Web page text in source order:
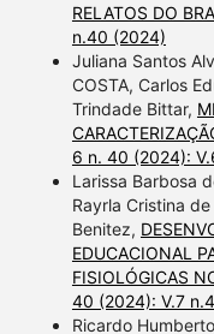
RELATOS DO
n.40 (2024)
Juliana Santos
COSTA, Carlos
Trindade Bittar,
6 n. 40 (2024):
Larissa Barbosa
Rayrla Cristina
Benitez,
EDUCACIONAL
FISIOLÓGICAS
40 (2024): V.7
Ricardo